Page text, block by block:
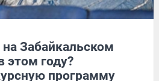
Забайкальском
этом году?
программу